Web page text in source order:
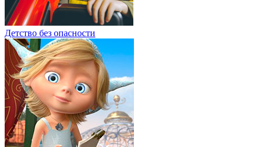
Детство без опасности